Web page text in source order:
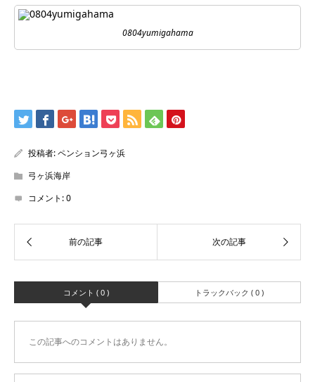
0804yumigahama
投稿者:ペンション弓ヶ浜
弓ヶ浜海岸
コメント:0
コメント ( 0 ) トラックバック ( 0 )
この記事へのコメントはありません。